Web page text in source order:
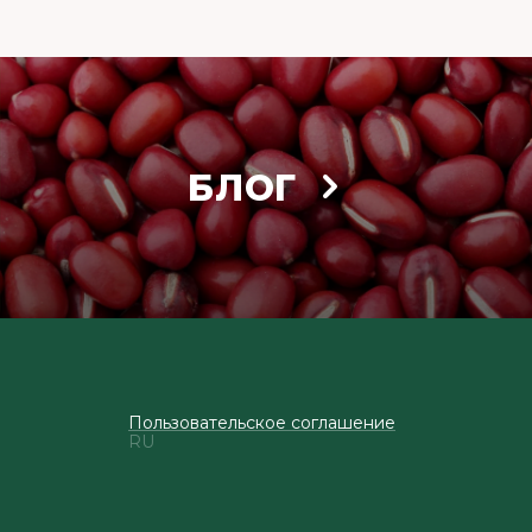
БЛОГ
Пользовательское соглашение
RU